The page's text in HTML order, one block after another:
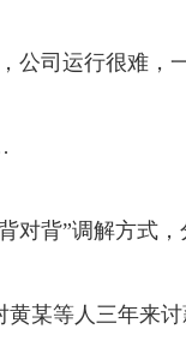
公司运行很难，
对背”调解方式，
某等人三年来